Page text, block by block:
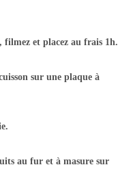
filmez et placez au frais 1h.
sur une plaque à
au fur et à masure sur